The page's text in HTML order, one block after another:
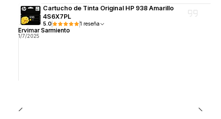
Cartucho de Tinta Original HP 938 Amarillo
4S6X7PL
5.0 1 reseña
Ervimar Sarmiento
1/7/2025